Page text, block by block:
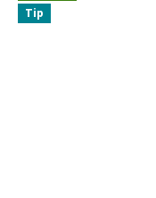
Tip